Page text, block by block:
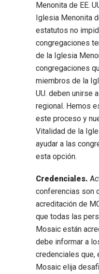
Menonita de EE.
Iglesia Menonita
estatutos no
congregaciones
de la Iglesia
congregaciones
miembros de la
UU. deben unirse
regional. Hemos
este proceso y
Vitalidad de la
ayudar a las
esta opción.
Credenciales.
conferencias son
acreditación de
que todas las
Mosaic están
debe informar a
credenciales que,
Mosaic elija